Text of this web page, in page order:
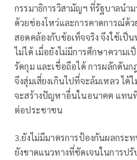
กรรมาธิการวิสามัญฯ ที่รัฐบาลนำ
ด้วยช่องโหว่และการคาดการณ์ด้
สอดคล้องกับข้อเท็จจริง จึงใช้เป็
ไม่ได้ เมื่อยังไม่มีการศึกษาความ
รัดกุม และเชื่อถือได้ การผลักดัน
จึงสุ่มเสี่ยงเกินไปที่จะล้มเหลว ได้
จะสร้างปัญหาอื่นในอนาคต แทน
ต่อประชาชน
3.ยังไม่มีมาตรการป้องกันผลกระ
ยังขาดแนวทางที่ชัดเจนในการป